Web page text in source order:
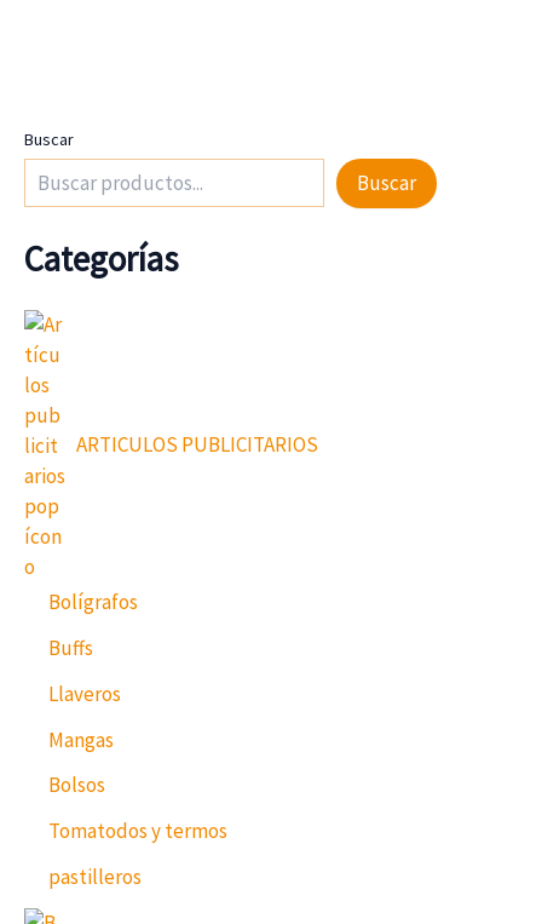
Buscar
Buscar
Categorías
ARTICULOS PUBLICITARIOS
Bolígrafos
Buffs
Llaveros
Mangas
Bolsos
Tomatodos y termos
pastilleros